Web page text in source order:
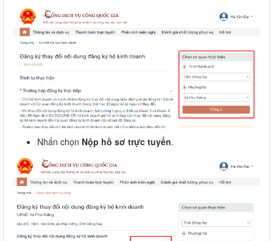
Nhấn chọn Nộp hồ sơ trực tuyến.